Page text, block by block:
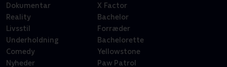
Dokumentar
Reality
Livsstil
Underholdning
Comedy
Nyheder
X Factor
Bachelor
Forræder
Bachelorette
Yellowstone
Paw Patrol